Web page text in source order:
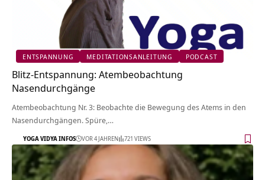
ENTSPANNUNG MEDITATIONSANLEITUNG PODCAST
Blitz-Entspannung: Atembeobachtung
Nasendurchgänge
Atembeobachtung Nr. 3: Beobachte die Bewegung des Atems in den
Nasendurchgängen. Spüre,…
YOGA VIDYA INFOS VOR 4 JAHREN 721 VIEWS